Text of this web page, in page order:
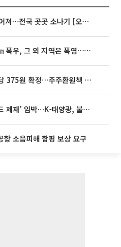
35도 안팎 무더위 이어져…전국 곳곳 소나기 [오늘 날씨]
동해안은 시간당 80㎜ 폭우, 그 외 지역은 폭염…‘극과 극 날씨’
SK하이닉스, 분기배당 375원 확정…주주환원책 9월로 앞당겨 발표
美 ‘232조 하이브리드 제재’ 임박…K-태양광, 불확실성 털고 날개 다나
항 소음피해 함평 보상 요구